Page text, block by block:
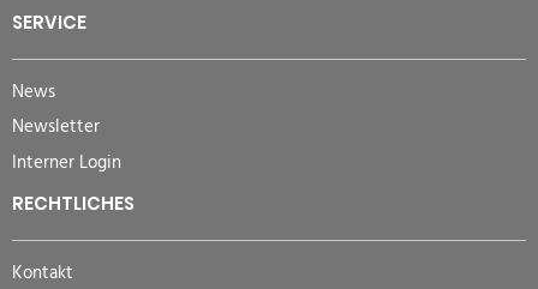
SERVICE
News
Newsletter
Interner Login
RECHTLICHES
Kontakt